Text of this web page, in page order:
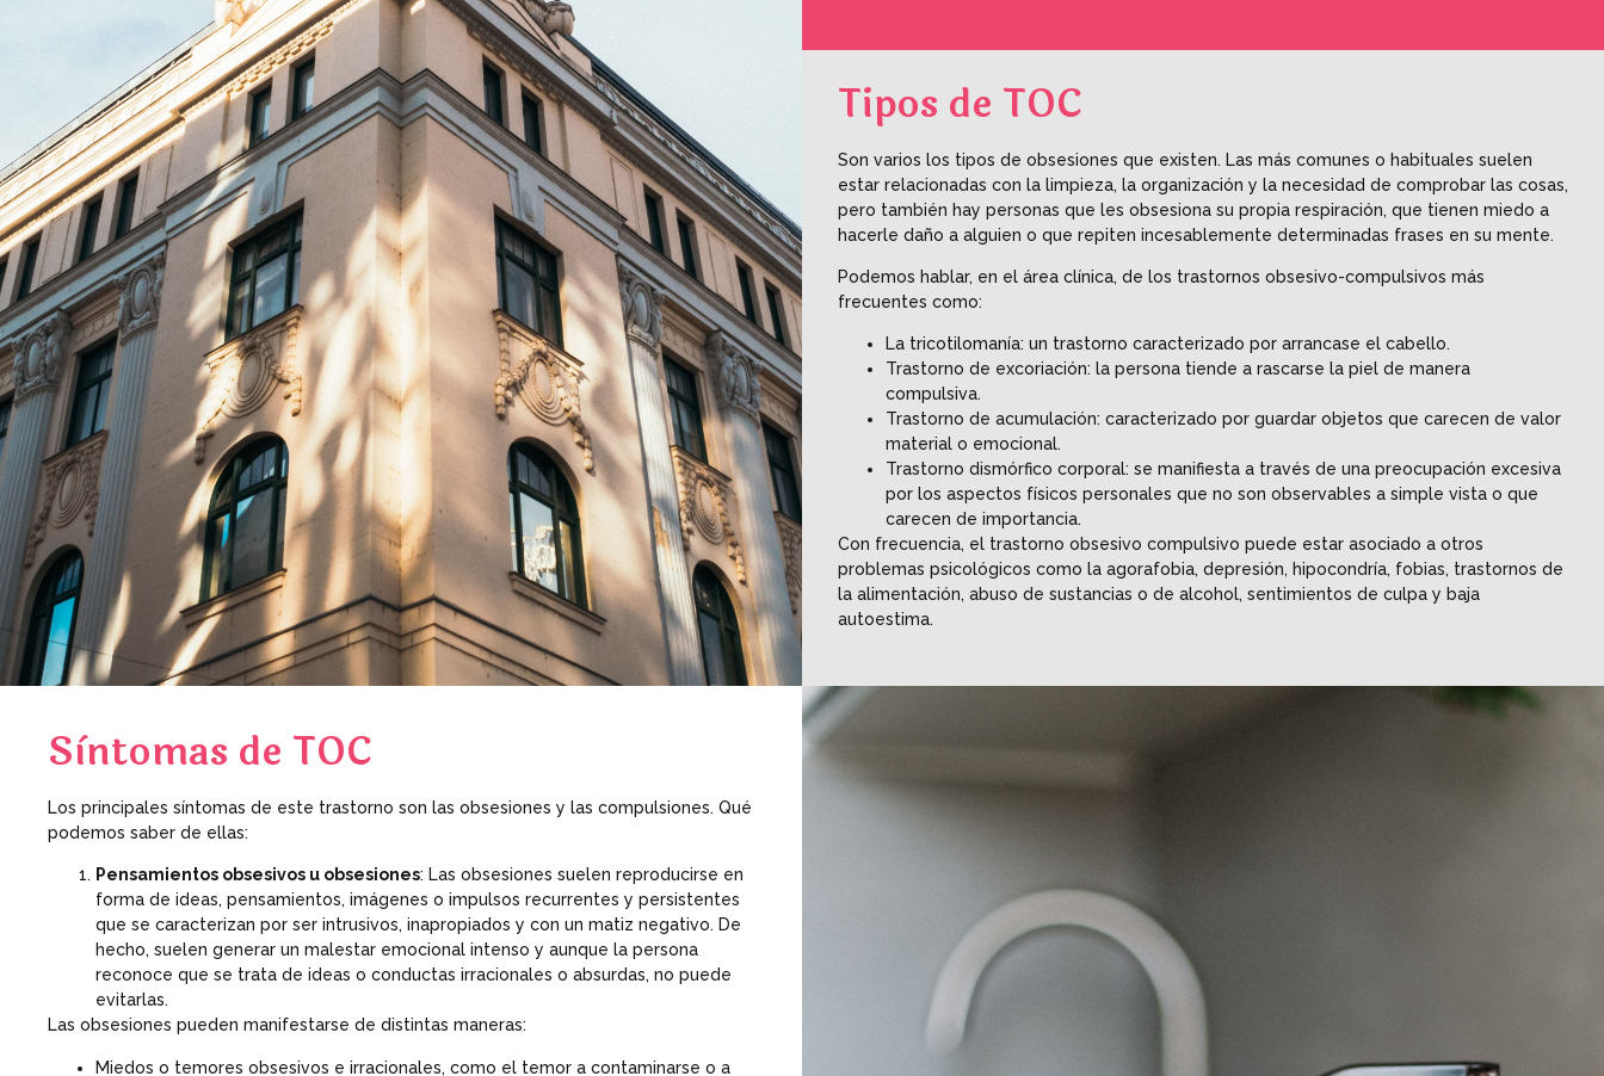
Tipos de TOC
Son varios los tipos de obsesiones que existen. Las más comunes o habituales suelen
estar relacionadas con la limpieza, la organización y la necesidad de comprobar las cosas,
pero también hay personas que les obsesiona su propia respiración, que tienen miedo a
hacerle daño a alguien o que repiten incesablemente determinadas frases en su mente.
Podemos hablar, en el área clínica, de los trastornos obsesivo-compulsivos más
frecuentes como:
La tricotilomanía: un trastorno caracterizado por arrancase el cabello.
Trastorno de excoriación: la persona tiende a rascarse la piel de manera
compulsiva.
Trastorno de acumulación: caracterizado por guardar objetos que carecen de valor
material o emocional.
Trastorno dismórfico corporal: se manifiesta a través de una preocupación excesiva
por los aspectos físicos personales que no son observables a simple vista o que
carecen de importancia.
Con frecuencia, el trastorno obsesivo compulsivo puede estar asociado a otros
problemas psicológicos como la agorafobia, depresión, hipocondría, fobias, trastornos de
la alimentación, abuso de sustancias o de alcohol, sentimientos de culpa y baja
autoestima.
Sìntomas de TOC
Los principales síntomas de este trastorno son las obsesiones y las compulsiones. Qué
podemos saber de ellas:
Pensamientos obsesivos u obsesiones: Las obsesiones suelen reproducirse en
forma de ideas, pensamientos, imágenes o impulsos recurrentes y persistentes
que se caracterizan por ser intrusivos, inapropiados y con un matiz negativo. De
hecho, suelen generar un malestar emocional intenso y aunque la persona
reconoce que se trata de ideas o conductas irracionales o absurdas, no puede
evitarlas.
Las obsesiones pueden manifestarse de distintas maneras:
Miedos o temores obsesivos e irracionales, como el temor a contaminarse o a